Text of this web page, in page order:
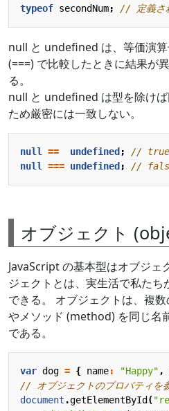
typeof secondNum;
null と undefined は、等価演
(===) で比較したときに結果が
る。
null と undefined は型を除け
ため厳密には一致しない。
null == undefined ;
null
=== undefined ;
オブジェクト
JavaScript の基本型はオブジ
ジェクトとは、実生活で私た
できる。 オブジェクトは、複
やメソッド (method) を同じ名
である。
var dog = { name: "Happy" ,
document .getElementById (